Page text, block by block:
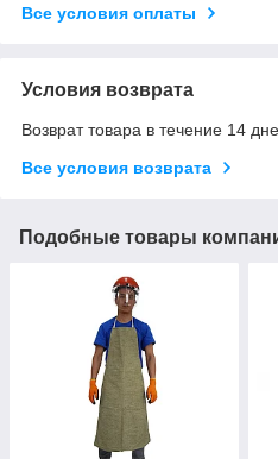
Все условия оплаты
Условия возврата
Возврат товара в течение 14
Все условия возврата
Подобные товары